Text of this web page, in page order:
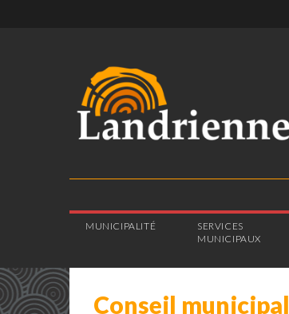
MUNICIPALITÉ
SERVICES
MUNICIPAUX
Conseil municipal